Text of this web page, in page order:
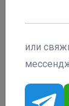
или